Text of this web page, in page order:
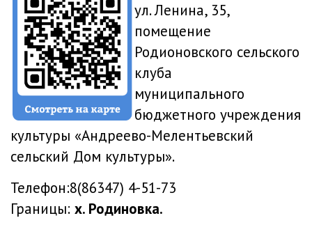
ул. Ленина, 35,
помещение
Родионовского сельского
клуба
муниципального
бюджетного учреждения
культуры «Андреево-Мелентьевский
сельский Дом культуры».
Телефон:8(86347) 4-51-73
Границы: х. Родиновка.